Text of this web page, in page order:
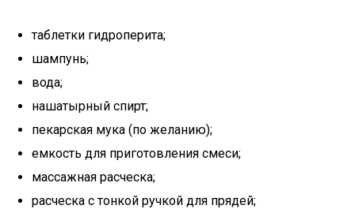
таблетки гидроперита;
шампунь;
вода;
нашатырный спирт;
пекарская мука (по желанию);
емкость для приготовления смеси;
массажная расческа;
расческа с тонкой ручкой для прядей;